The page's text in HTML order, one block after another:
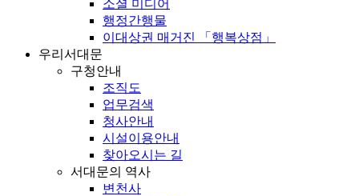
소셜 미디어
행정간행물
이대상권 매거진 「행복상점」
우리서대문
구청안내
조직도
업무검색
청사안내
시설이용안내
찾아오시는 길
서대문의 역사
변천사